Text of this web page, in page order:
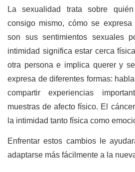
La sexualidad trata sobre
consigo mismo, cómo se
son sus sentimientos sexuales
intimidad significa estar cerca
otra persona e implica querer y
expresa de diferentes formas:
compartir experiencias
muestras de afecto físico. El
la intimidad tanto física como
Enfrentar estos cambios le
adaptarse más fácilmente a la